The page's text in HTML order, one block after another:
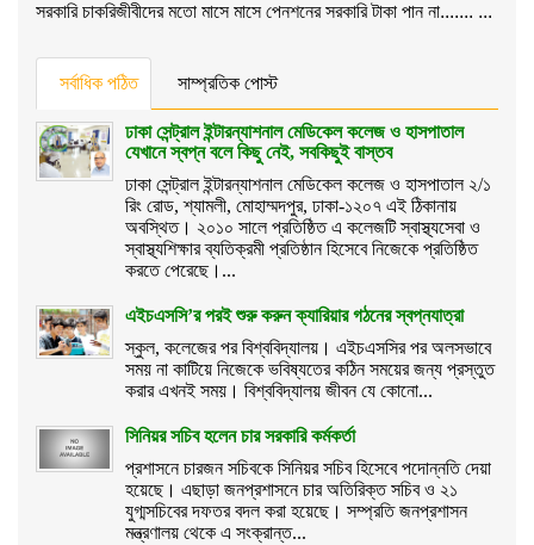
সরকারি চাকরিজীবীদের মতো মাসে মাসে পেনশনের সরকারি টাকা পান না....... ...
সর্বাধিক পঠিত সাম্প্রতিক পোস্ট
ঢাকা সেন্ট্রাল ইন্টারন্যাশনাল মেডিকেল কলেজ ও হাসপাতাল
যেখানে স্বপ্ন বলে কিছু নেই, সবকিছুই বাস্তব
ঢাকা সেন্ট্রাল ইন্টারন্যাশনাল মেডিকেল কলেজ ও হাসপাতাল ২/১
রিং রোড, শ্যামলী, মোহাম্মদপুর, ঢাকা-১২০৭ এই ঠিকানায়
অবস্থিত। ২০১০ সালে প্রতিষ্ঠিত এ কলেজটি স্বাস্থ্যসেবা ও
স্বাস্থ্যশিক্ষার ব্যতিক্রমী প্রতিষ্ঠান হিসেবে নিজেকে প্রতিষ্ঠিত
করতে পেরেছে।...
এইচএসসি’র পরই শুরু করুন ক্যারিয়ার গঠনের স্বপ্নযাত্রা
স্কুল, কলেজের পর বিশ্ববিদ্যালয়। এইচএসসির পর অলসভাবে
সময় না কাটিয়ে নিজেকে ভবিষ্যতের কঠিন সময়ের জন্য প্রস্তুত
করার এখনই সময়। বিশ্ববিদ্যালয় জীবন যে কোনো...
সিনিয়র সচিব হলেন চার সরকারি কর্মকর্তা
প্রশাসনে চারজন সচিবকে সিনিয়র সচিব হিসেবে পদোন্নতি দেয়া
হয়েছে। এছাড়া জনপ্রশাসনে চার অতিরিক্ত সচিব ও ২১
যুগ্মসচিবের দফতর বদল করা হয়েছে। সম্প্রতি জনপ্রশাসন
মন্ত্রণালয় থেকে এ সংক্রান্ত...